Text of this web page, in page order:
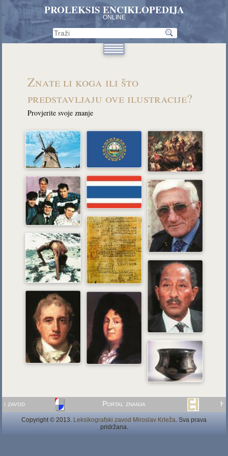
PROLEKSIS ENCIKLOPEDIJA
ONLINE
Znate li koga ili što
predstavljaju ove ilustracije?
Provjerite svoje znanje
zavod Portal znanja
Copyright © 2013. Leksikografski zavod Miroslav Krleža. Sva prava
pridržana.